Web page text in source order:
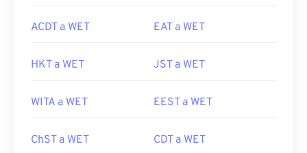
ACDT a WET EAT a WET
HKT a WET JST a WET
WITA a WET EEST a WET
ChST a WET CDT a WET